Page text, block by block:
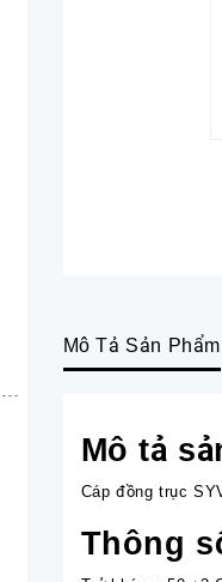
Mô Tả Sản Phẩm
Mô tả
Cáp đồng trục
Thông